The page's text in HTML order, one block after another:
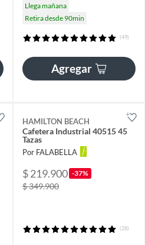
Llega mañana
Retira desde 90min
(49)
Agregar
HAMILTON BEACH
Cafetera Industrial 40515 45
Tazas
Por FALABELLA
$ 219.900 -37%
$ 349.900
(28)